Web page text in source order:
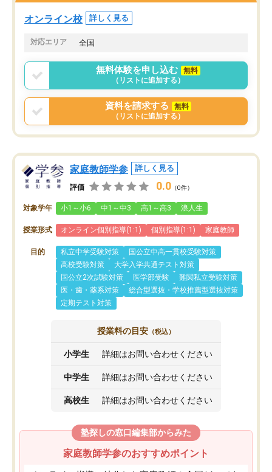
オンライン校 詳しく見る
対応エリア 全国
無料体験を申し込む
無料
（リストに追加する）
資料を請求する
無料
（リストに追加する）
家庭教師学参 詳しく見る
評価 0.0 （0件）
対象学年 小1～小6 中1～中3 高1～高3 浪人生
授業形式 オンライン個別指導(1:1) 個別指導(1:1) 家庭教師
目的 私立中学受験対策
国公立中高一貫校受験対策
高校受験対策
大学入学共通テスト対策
国公立2次試験対策
医学部受験
難関私立受験対策
医・歯・薬系対策
総合型選抜・学校推薦型選抜対策
定期テスト対策
授業料の目安 （税込）
小学生 詳細はお問い合わせください
中学生 詳細はお問い合わせください
高校生 詳細はお問い合わせください
塾探しの窓口編集部からみた
家庭教師学参のおすすめポイント